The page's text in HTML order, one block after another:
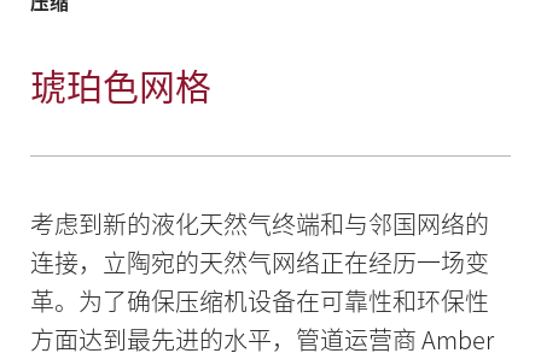
琥珀色网格
考虑到新的液化天然气终端和与邻国网络的
连接，立陶宛的天然气网络正在经历一场变
革。为了确保压缩机设备在可靠性和环保性
方面达到最先进的水平，管道运营商 Amber